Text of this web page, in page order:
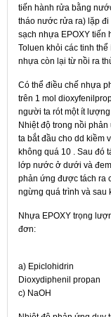
tiến hành rửa bằng
tháo nước rửa ra) lặp đi
sạch nhựa EPOXY tiến
Toluen khỏi các tinh
nhựa còn lại từ nồi ra
Có thể điều chế nhựa
trên 1 mol
người ta rót một ít
Nhiệt độ trong nồi
ta bắt đầu cho dd kiềm
không quá 10 . Sau đó
lớp nước ở dưới và
phản ứng được tách ra
ngừng quá trình và sau
Nhựa EPOXY trọng
đơn:
a) Epiclohidrin
Dioxydiphenil propan
c) NaOH